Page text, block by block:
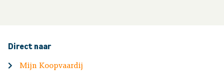
Direct naar
Mijn Koopvaardij